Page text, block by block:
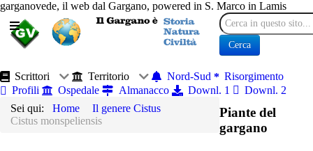
garganovede, il web dal Gargano, powered in S. Marco in Lamis
Cerca
Cerca
Scrittori Territorio Nord-Sud
Risorgimento
Profili
Ospedale Almanacco Downl. 1
Downl. 2
Sei qui:
Home
Il genere Cistus
Cistus monspeliensis
Piante del
gargano